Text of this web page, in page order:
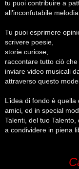
tu puoi contribuire a
all’inconfutabile
Tu puoi esprimere
scrivere poesie,
storie curiose,
raccontare tutto ciò che
inviare video musicali
attraverso questo
L’idea di fondo è
amici, ed in special
Talenti, del tuo
a condividere in piena